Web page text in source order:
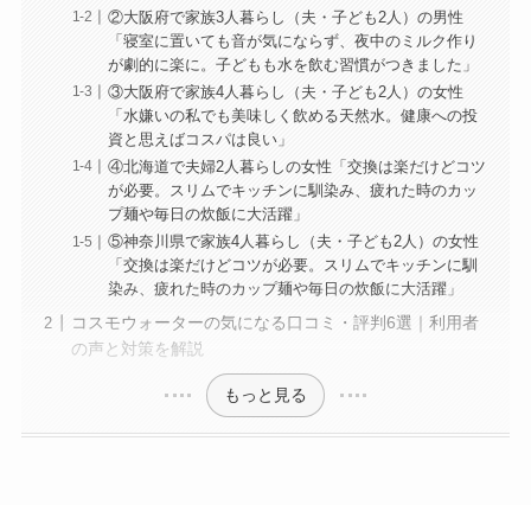
②大阪府で家族3人暮らし（夫・子ども2人）の男性
「寝室に置いても音が気にならず、夜中のミルク作り
が劇的に楽に。子どもも水を飲む習慣がつきました」
③大阪府で家族4人暮らし（夫・子ども2人）の女性
「水嫌いの私でも美味しく飲める天然水。健康への投
資と思えばコスパは良い」
④北海道で夫婦2人暮らしの女性「交換は楽だけどコツ
が必要。スリムでキッチンに馴染み、疲れた時のカッ
プ麺や毎日の炊飯に大活躍」
⑤神奈川県で家族4人暮らし（夫・子ども2人）の女性
「交換は楽だけどコツが必要。スリムでキッチンに馴
染み、疲れた時のカップ麺や毎日の炊飯に大活躍」
コスモウォーターの気になる口コミ・評判6選｜利用者
の声と対策を解説
もっと見る